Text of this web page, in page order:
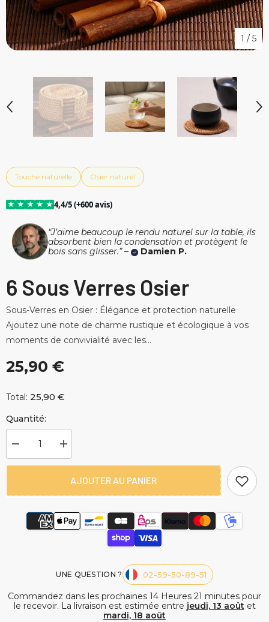
1 / 5
Touche naturelle Osier naturel
★ ★ ★ ★ ★4,4/5 (+600 avis)
“J’aime beaucoup le rendu naturel sur la table, ils
absorbent bien la condensation et protègent le
bois sans glisser.” –
Damien P.
6 Sous Verres Osier
Sous-Verres en Osier : Élégance et protection naturelle
Ajoutez une note de charme rustique et écologique à vos
moments de convivialité avec les...
25,90 €
Total: 25,90 €
Quantité:
Diminuer
la
quantité
Osier
Augmenter
la
quantité
Osier
AJOUTER AU PANIER
UNE QUESTION ? 02-59-50-89-51
Commandez dans les prochaines 14 Heures 21 minutes pour
le recevoir. La livraison est estimée entre jeudi, 13 août et
mardi, 18 août